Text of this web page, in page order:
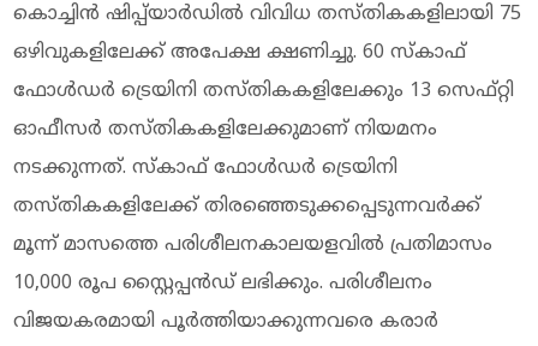
കൊച്ചിൻ ഷിപ്പ്‌യാർഡിൽ വിവിധ തസ്തികകളിലായി 75
ഒഴിവുകളിലേക്ക് അപേക്ഷ ക്ഷണിച്ചു. 60 സ്കാഫ്
ഫോള്‍ഡർ ട്രെയിനി തസ്തികകളിലേക്കും 13 സെഫ്റ്റി
ഓഫീസർ തസ്തികകളിലേക്കുമാണ് നിയമനം
നടക്കുന്നത്. സ്കാഫ് ഫോള്‍ഡർ ട്രെയിനി
തസ്തികകളിലേക്ക് തിരഞ്ഞെടുക്കപ്പെടുന്നവർക്ക്
മൂന്ന് മാസത്തെ പരിശീലനകാലയളവിൽ പ്രതിമാസം
10,000 രൂപ സ്റ്റൈപ്പൻഡ് ലഭിക്കും. പരിശീലനം
വിജയകരമായി പൂർത്തിയാക്കുന്നവരെ കരാർ